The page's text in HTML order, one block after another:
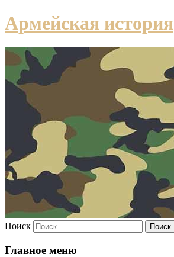
Армейская история
Поиск
Главное меню